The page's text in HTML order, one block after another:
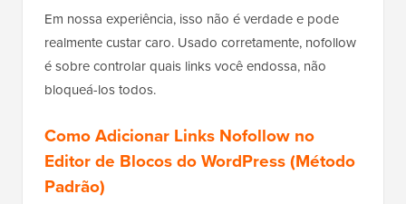
Em nossa experiência, isso não é verdade e pode
realmente custar caro. Usado corretamente, nofollow
é sobre controlar quais links você endossa, não
bloqueá-los todos.
Como Adicionar Links Nofollow no
Editor de Blocos do WordPress (Método
Padrão)